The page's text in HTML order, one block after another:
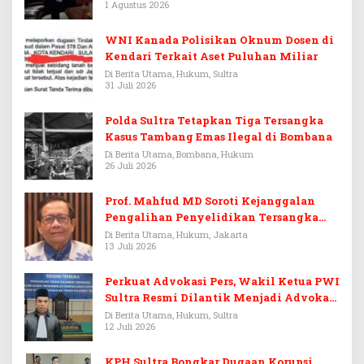
1 Agustus 2026
WNI Kanada Polisikan Oknum Dosen di
Kendari Terkait Aset Puluhan Miliar
Di Berita Utama, Hukum, Sultra
31 Juli 2026
Polda Sultra Tetapkan Tiga Tersangka
Kasus Tambang Emas Ilegal di Bombana
Di Berita Utama, Bombana, Hukum
26 Juli 2026
Prof. Mahfud MD Soroti Kejanggalan
Pengalihan Penyelidikan Tersangka
Febrie Adriansyah
Di Berita Utama, Hukum, Jakarta
13 Juli 2026
Perkuat Advokasi Pers, Wakil Ketua PWI
Sultra Resmi Dilantik Menjadi Advokat
PERADI
Di Berita Utama, Hukum, Sultra
12 Juli 2026